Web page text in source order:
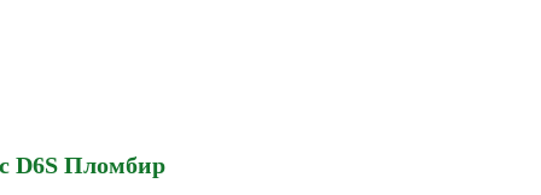
D6S Пломбир